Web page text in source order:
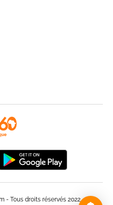
- Tous droits réservés 2022